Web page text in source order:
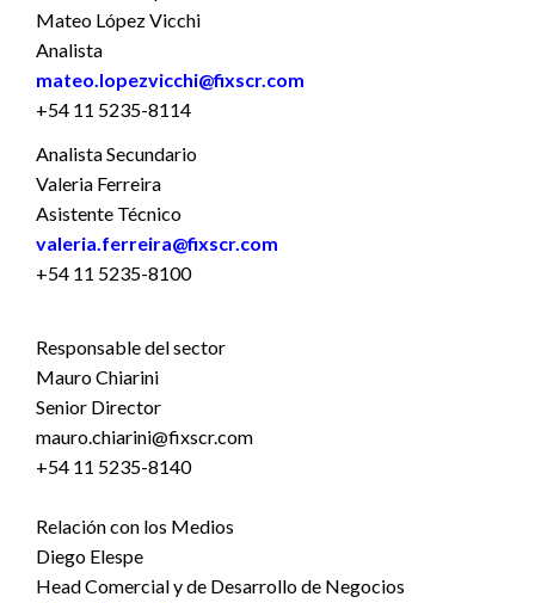
Mateo López Vicchi
Analista
mateo.lopezvicchi@fixscr.com
+54 11 5235-8114
Analista Secundario
Valeria Ferreira
Asistente Técnico
valeria.ferreira@fixscr.com
+54 11 5235-8100
Responsable del sector
Mauro Chiarini
Senior Director
mauro.chiarini@fixscr.com
+54 11 5235-8140
Relación con los Medios
Diego Elespe
Head Comercial y de Desarrollo de Negocios